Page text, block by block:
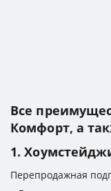
Все
Комфорт, а
1.
Перепродажная